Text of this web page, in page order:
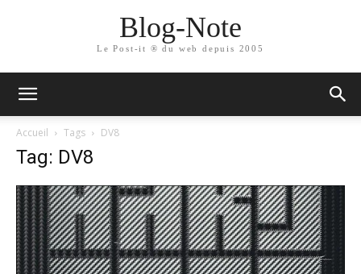
Blog-Note
Le Post-it ® du web depuis 2005
Accueil Tags DV8
Tag: DV8